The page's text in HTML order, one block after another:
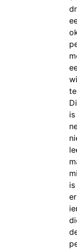
is
is
er